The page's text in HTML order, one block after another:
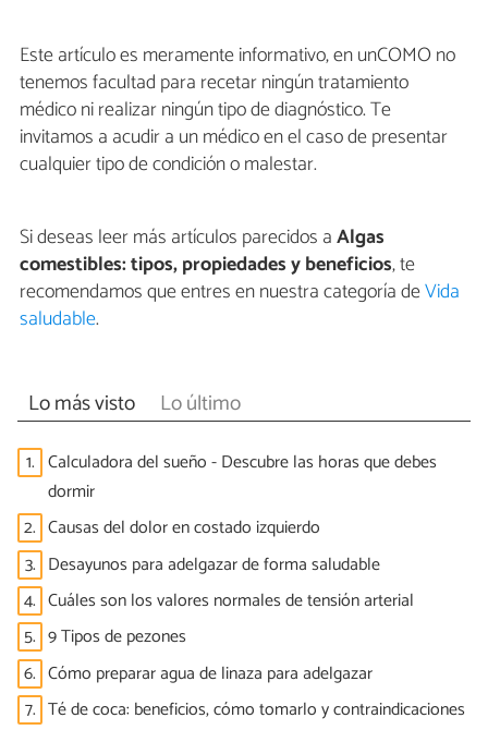
Este artículo es meramente informativo, en unCOMO no
tenemos facultad para recetar ningún tratamiento
médico ni realizar ningún tipo de diagnóstico. Te
invitamos a acudir a un médico en el caso de presentar
cualquier tipo de condición o malestar.
Si deseas leer más artículos parecidos aAlgas
comestibles: tipos, propiedades y beneficios, te
recomendamos que entres en nuestra categoría deVida
saludable.
Lo más visto Lo último
1. Calculadora del sueño - Descubre las horas que debes
dormir
2. Causas del dolor en costado izquierdo
3. Desayunos para adelgazar de forma saludable
4. Cuáles son los valores normales de tensión arterial
5. 9 Tipos de pezones
6. Cómo preparar agua de linaza para adelgazar
7. Té de coca: beneficios, cómo tomarlo y contraindicaciones